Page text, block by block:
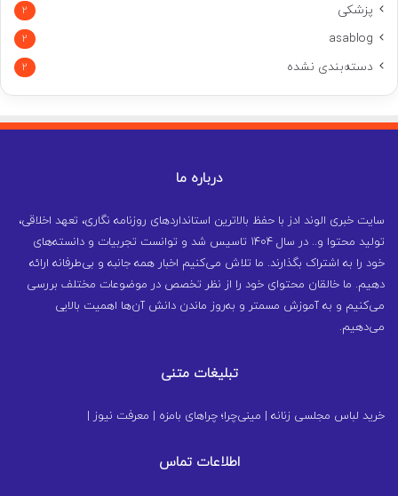
پزشکی 2
asablog
2
دسته‌بندی نشده 2
درباره ما
سایت خبری الوند ادز با حفظ بالاترین استانداردهای روزنامه نگاری، تعهد اخلاقی،
تولید محتوا و.. در سال ۱۴۰۴ تاسیس شد و توانست تجربیات و دانسته‌های
خود را به اشتراک بگذارند. ما تلاش می‌کنیم اخبار همه جانبه و بی‌طرفانه ارائه
دهیم. ما خالقان محتوای خود را از نظر تخصص در موضوعات مختلف بررسی
می‌کنیم و به آموزش مسمتر و به‌روز ماندن دانش آن‌ها اهمیت بالایی
می‌دهیم.
تبلیغات متنی
خرید لباس مجلسی زنانه مینی‌چرا؛ چراهای بامزه معرفت نیوز
اطلاعات تماس